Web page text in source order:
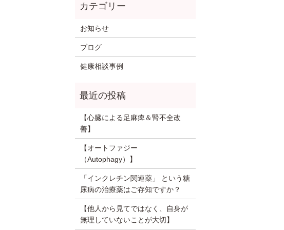
お知らせ
ブログ
健康相談事例
【心臓による足麻痺＆腎不全改
善】
【オートファジー
（Autophagy）】
「インクレチン関連薬」 という糖
尿病の治療薬はご存知ですか？
【他人から見てではなく、自身が
無理していないことが大切】